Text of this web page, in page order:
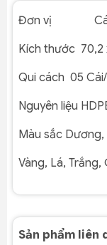
Đơn vị
Kích thước 70,2
Qui cách 05
Nguyên liệu
Màu sắc Dương,
Vàng, Lá, Trắng,
Sản phẩm liên